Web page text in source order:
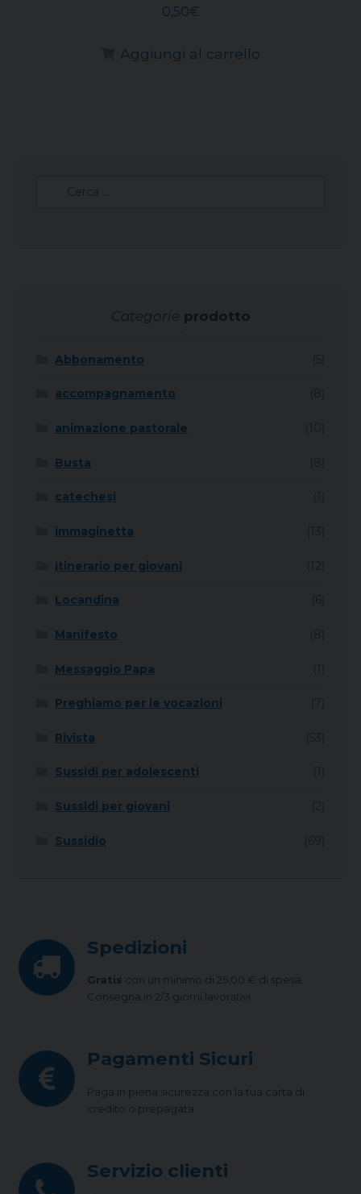
0,50€
Aggiungi al carrello
Categorie prodotto
Abbonamento
accompagnamento
animazione pastorale
Busta
catechesi
immaginetta
Itinerario per giovani
Locandina
Manifesto
Messaggio Papa
Preghiamo per le vocazioni
Rivista
Sussidi per adolescenti
Sussidi per giovani
Sussidio
Spedizioni
Gratis con un minimo di 25,00 € di spesa.
Consegna in 2/3 giorni lavorativi
Pagamenti Sicuri
Paga in piena sicurezza con la tua carta di
credito o prepagata
Servizio clienti